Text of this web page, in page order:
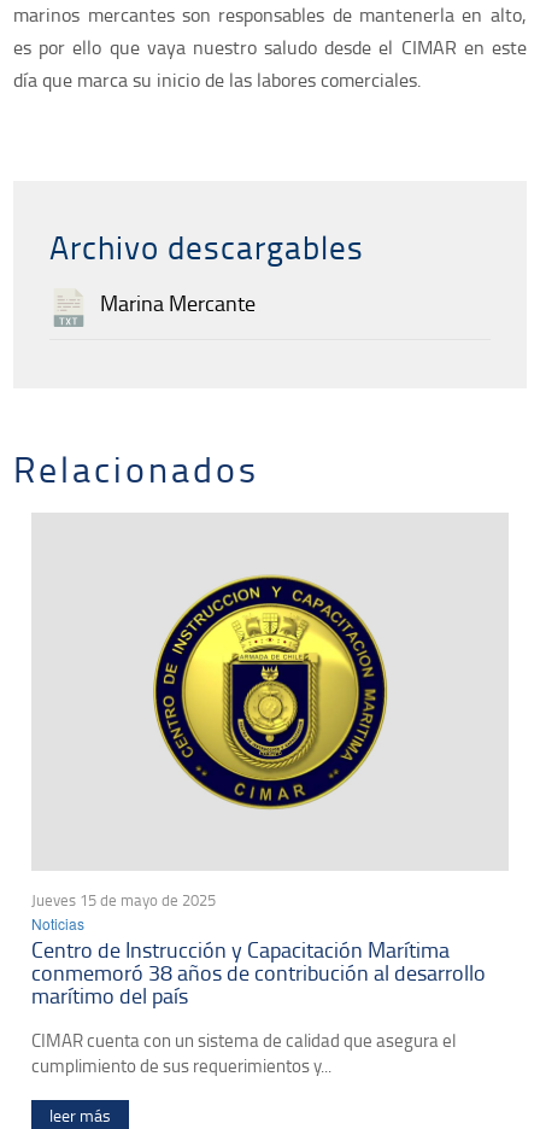
marinos mercantes son responsables de mantenerla en alto,
es por ello que vaya nuestro saludo desde el CIMAR en este
día que marca su inicio de las labores comerciales.
Archivo descargables
Marina Mercante
Relacionados
Jueves 15 de mayo de 2025
Noticias
Centro de Instrucción y Capacitación Marítima
conmemoró 38 años de contribución al desarrollo
marítimo del país
CIMAR cuenta con un sistema de calidad que asegura el
cumplimiento de sus requerimientos y...
leer más